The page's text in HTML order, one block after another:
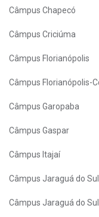
Câmpus Chapecó
Câmpus Criciúma
Câmpus Florianópolis
Câmpus Florianópolis-
Câmpus Garopaba
Câmpus Gaspar
Câmpus Itajaí
Câmpus Jaraguá do
Câmpus Jaraguá do